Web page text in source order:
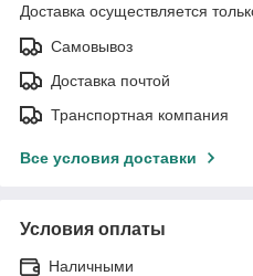
Доставка осуществляется
Самовывоз
Доставка почтой
Транспортная компания
Все условия доставки
Условия оплаты
Наличными